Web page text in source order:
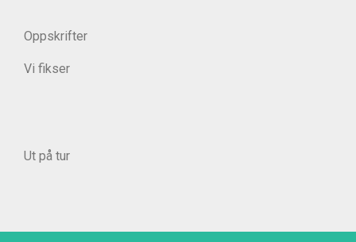
Oppskrifter
Vi fikser
Ut på tur